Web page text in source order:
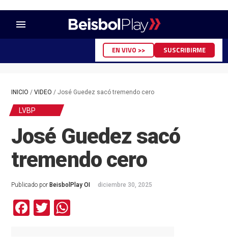
menu
EN VIVO >> SUSCRIBIRME
INICIO / VIDEO / José Guedez sacó tremendo cero
LVBP
José Guedez sacó
tremendo cero
Publicado por BeisbolPlay OI diciembre 30, 2025
Facebook
TwitterWhatsApp